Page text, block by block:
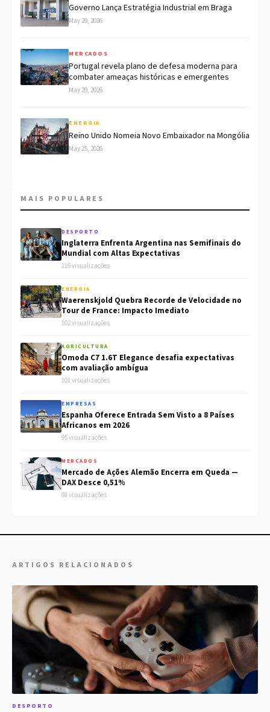
Governo Lança Estratégia Industrial em Braga
May 29, 2026
MERCADOS
Portugal revela plano de defesa moderna para
combater ameaças históricas e emergentes
May 29, 2026
ENERGIA
Reino Unido Nomeia Novo Embaixador na Mongólia
May 25, 2026
MAIS POPULARES
DESPORTO
Inglaterra Enfrenta Argentina nas Semifinais do
Mundial com Altas Expectativas
116 visualizações
ENERGIA
Waerenskjold Quebra Recorde de Velocidade no
Tour de France: Impacto Imediato
102 visualizações
AGRICULTURA
Omoda C7 1.6T Elegance desafia expectativas
com avaliação ambígua
101 visualizações
EMPRESAS
Espanha Oferece Entrada Sem Visto a 8 Países
Africanos em 2026
95 visualizações
MERCADOS
Mercado de Ações Alemão Encerra em Queda —
DAX Desce 0,51%
88 visualizações
ARTIGOS RELACIONADOS
DESPORTO